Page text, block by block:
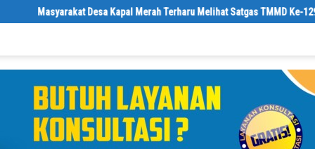
Kapal Merah Terharu Melihat Satgas TMMD Ke-129 Kodim 0208/Asahan